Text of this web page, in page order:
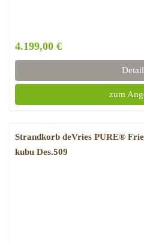
4.199,00 €
zum
Strandkorb deVries PURE®
kubu Des.509